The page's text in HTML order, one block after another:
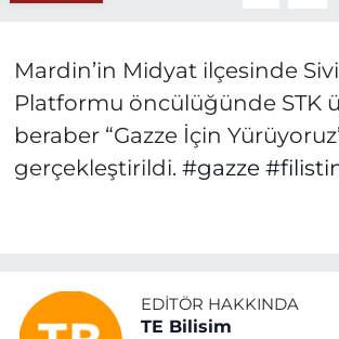
Mardin’in Midyat ilçesinde
Platformu öncülüğünde STK
beraber “Gazze İçin
gerçekleştirildi. #gazze
EDITÖR HAKKINDA
TE Bilisim